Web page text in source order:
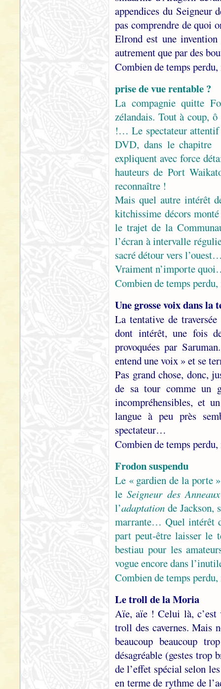
appendices du Seigneur
pas comprendre de quoi
Elrond est une
autrement que par des
Combien de temps
prise de vue rentable ?
La compagnie quitte
zélandais. Tout à coup,
!… Le spectateur attentif
DVD, dans le chapitre
expliquent avec force
hauteurs de Port
reconnaître !
Mais quel autre intérêt
kitchissime décors
le trajet de la
l’écran à intervalle
sacré détour vers
Vraiment n’importe
Combien de temps
Une grosse voix dans la
La tentative de
dont intérêt, une fois
provoquées par
entend une voix » et se
Pas grand chose, donc,
de sa tour comme un
incompréhensibles, et
langue à peu près
spectateur…
Combien de temps
Frodon suspendu
Le « gardien de la porte
leSeigneur des Anneaux
l’adaptation de Jackson,
marrante… Quel intérêt
part peut-être laisser le
bestiau pour les
vogue encore dans
Combien de temps
Le troll de la Moria
Aïe, aïe ! Celui là,
troll des cavernes. Mais
beaucoup beaucoup
désagréable (gestes trop
de l’effet spécial selon
en terme de rythme de